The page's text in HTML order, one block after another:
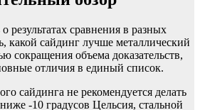
результатах сравнения в разных
какой сайдинг лучше металлический
сокращения объема доказательств,
отличия в единый список.
сайдинга не рекомендуется делать
-10 градусов Цельсия, стальной